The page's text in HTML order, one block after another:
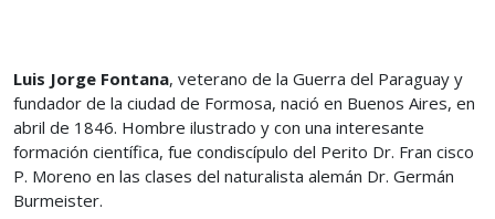
Luis Jorge Fontana, veterano de la Guerra del Paraguay y
fundador de la ciudad de Formosa, nació en Buenos Aires, en
abril de 1846. Hombre ilustrado y con una interesante
formación científica, fue condiscípulo del Perito Dr. Fran cisco
P. Moreno en las clases del naturalista alemán Dr. Germán
Burmeister.